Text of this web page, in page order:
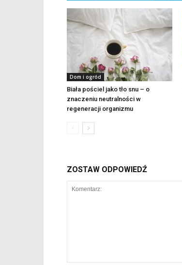
Dom i ogród
Biała pościel jako tło snu – o
znaczeniu neutralności w
regeneracji organizmu
ZOSTAW ODPOWIEDŹ